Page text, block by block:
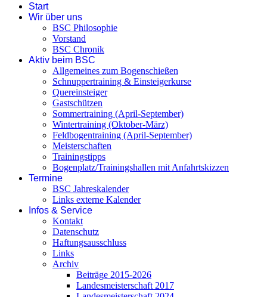
Start
Wir über uns
BSC Philosophie
Vorstand
BSC Chronik
Aktiv beim BSC
Allgemeines zum Bogenschießen
Schnuppertraining & Einsteigerkurse
Quereinsteiger
Gastschützen
Sommertraining (April-September)
Wintertraining (Oktober-März)
Feldbogentraining (April-September)
Meisterschaften
Trainingstipps
Bogenplatz/Trainingshallen mit Anfahrtskizzen
Termine
BSC Jahreskalender
Links externe Kalender
Infos & Service
Kontakt
Datenschutz
Haftungsausschluss
Links
Archiv
Beiträge 2015-2026
Landesmeisterschaft 2017